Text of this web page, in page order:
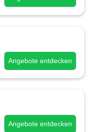
Angebote entdecken
Angebote entdecken